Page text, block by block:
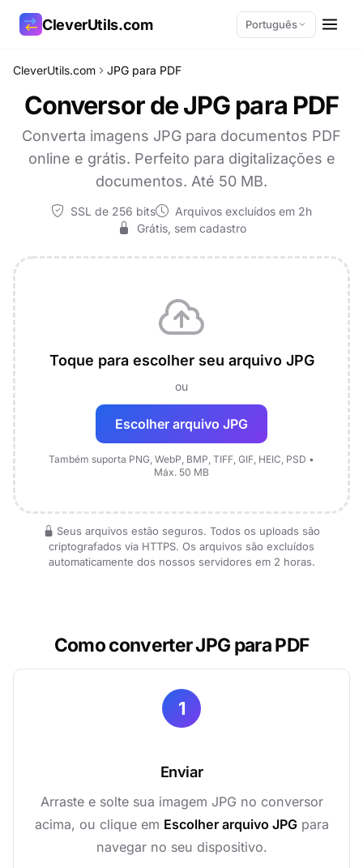
CleverUtils.com Português
CleverUtils.com JPG para PDF
Conversor de JPG para PDF
Converta imagens JPG para documentos PDF
online e grátis. Perfeito para digitalizações e
documentos. Até 50 MB.
SSL de 256 bits
Arquivos excluídos em 2h
Grátis, sem cadastro
Toque para escolher seu arquivo JPG
ou
Escolher arquivo JPG
Também suporta PNG, WebP, BMP, TIFF, GIF, HEIC, PSD •
Máx. 50 MB
Seus arquivos estão seguros. Todos os uploads são
criptografados via HTTPS. Os arquivos são excluídos
automaticamente dos nossos servidores em 2 horas.
Como converter JPG para PDF
1
Enviar
Arraste e solte sua imagem JPG no conversor
acima, ou clique em Escolher arquivo JPGpara
navegar no seu dispositivo.
Copiar link